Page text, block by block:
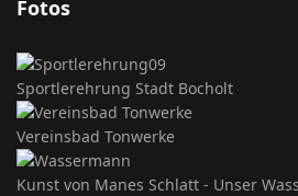
Fotos
Sportlerehrung Stadt Bocholt
Vereinsbad Tonwerke
Kunst von Manes Schlatt - Unser